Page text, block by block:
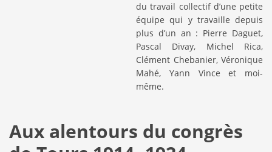
du travail collectif d’une petite
équipe qui y travaille depuis
plus d’un an : Pierre Daguet,
Pascal Divay, Michel Rica,
Clément Chebanier, Véronique
Mahé, Yann Vince et moi-
même.
Aux alentours du congrès